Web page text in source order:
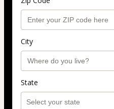
City
State